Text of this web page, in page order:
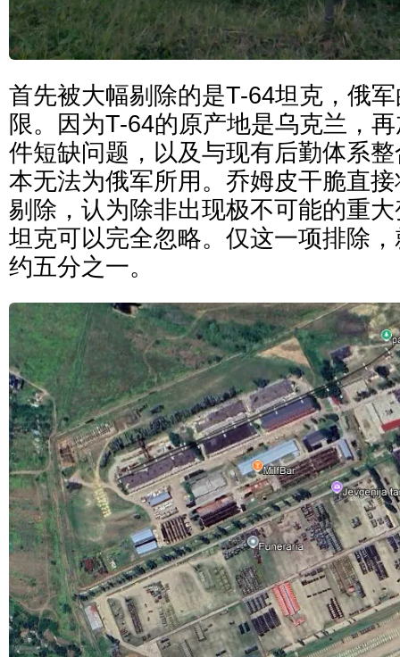
首先被大幅剔除的是T-64坦克，俄
限。因为T-64的原产地是乌克兰，
件短缺问题，以及与现有后勤体系
本无法为俄军所用。乔姆皮干脆直
剔除，认为除非出现极不可能的重
坦克可以完全忽略。仅这一项排除
约五分之一。